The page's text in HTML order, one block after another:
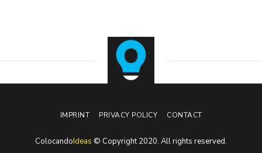
IMPRINT PRIVACY POLICY CONTACT
ColocandoIdeas © Copyright 2020. All rights reserved.